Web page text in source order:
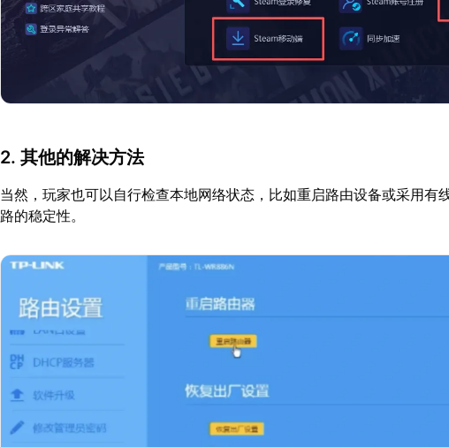
2. 其他的解决方法
当然，玩家也可以自行检查本地网络状态，比如重启路由设备或采用有
路的稳定性。